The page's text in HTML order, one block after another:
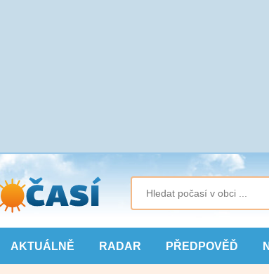
AKTUÁLNĚ RADAR PŘEDPOVĚĎ